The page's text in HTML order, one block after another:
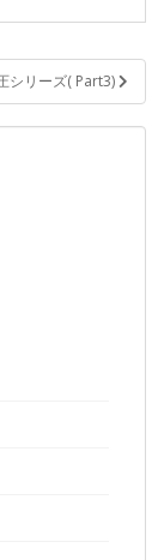
シリーズ( Part3)